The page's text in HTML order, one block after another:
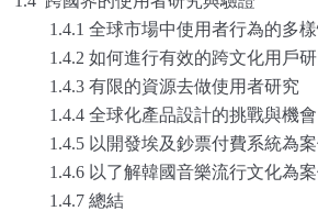
1.4.1 全球市場中使用者行為的多樣
1.4.2 如何進行有效的跨文化用戶研
1.4.3 有限的資源去做使用者研究
1.4.4 全球化產品設計的挑戰與機會
1.4.5 以開發埃及鈔票付費系統為案
1.4.6 以了解韓國音樂流行文化為案
1.4.7 總結